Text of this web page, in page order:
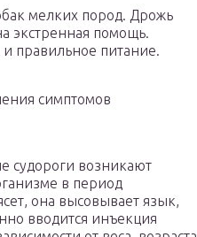
мелких пород. Дрожь
экстренная помощь.
и правильное питание.
симптомов
судороги возникают
в период
она высовывает язык,
вводится инъекция